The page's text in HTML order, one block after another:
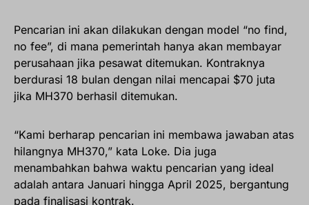
Pencarian ini akan dilakukan dengan model “no find,
no fee”, di mana pemerintah hanya akan membayar
perusahaan jika pesawat ditemukan. Kontraknya
berdurasi 18 bulan dengan nilai mencapai $70 juta
jika MH370 berhasil ditemukan.
“Kami berharap pencarian ini membawa jawaban atas
hilangnya MH370,” kata Loke. Dia juga
menambahkan bahwa waktu pencarian yang ideal
adalah antara Januari hingga April 2025, bergantung
pada finalisasi kontrak.